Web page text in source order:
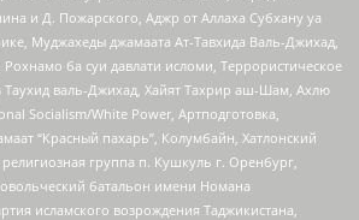
и Д. Пожарского, Аджр от Аллаха Субхану уа
Муджахеды джамаата Ат-Тавхида Валь-Джихад,
ба суи давлати исломи, Террористическое
Таухид валь-Джихад, Хайят Тахрир аш-Шам, Ахлю
Socialism/White Power, Артподготовка,
“Красный пахарь”, Колумбайн, Хатлонский
группа п. Кушкуль г. Оренбург,
батальон имени Номана
исламского возрождения Таджикистана,